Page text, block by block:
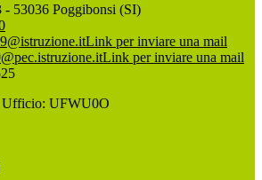
53036 Poggibonsi (SI)
Link per inviare una mail
Link per inviare una mail
UFWU0O